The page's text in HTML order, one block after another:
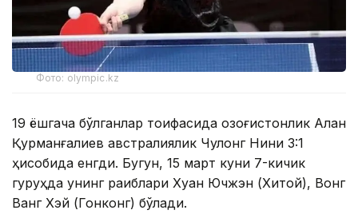
Фото: olympic.kz
19 ёшгача бўлганлар тоифасида қозоғистонлик Алан
Қурманғалиев австралиялик Чулонг Нини 3:1
ҳисобида енгди. Бугун, 15 март куни 7-кичик
гуруҳда унинг рақиблари Хуан Ючжэн (Хитой), Вонг
Ванг Хэй (Гонконг) бўлади.